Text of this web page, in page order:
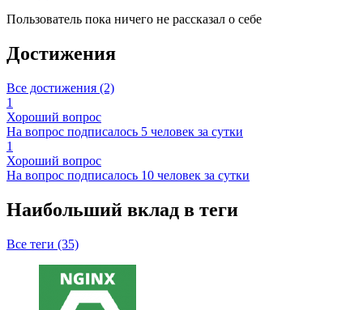
Пользователь пока ничего не рассказал о себе
Достижения
Все достижения (2)
1
Хороший вопрос
На вопрос подписалось 5 человек за сутки
1
Хороший вопрос
На вопрос подписалось 10 человек за сутки
Наибольший вклад в теги
Все теги (35)